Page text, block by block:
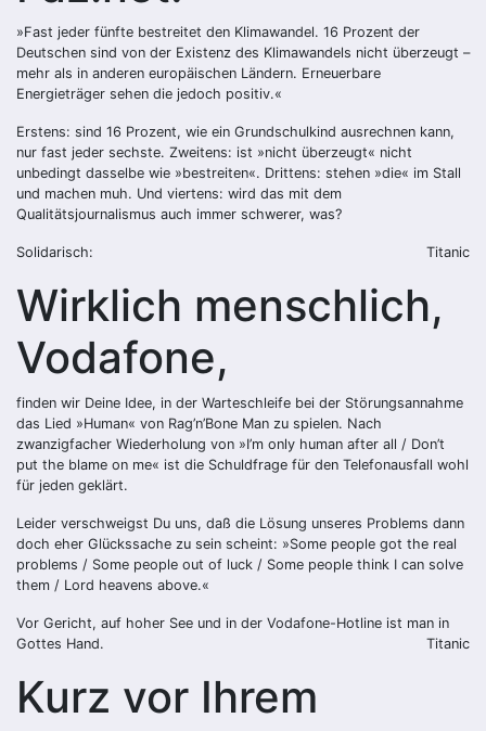
»Fast jeder fünfte bestreitet den Klimawandel. 16 Prozent der
Deutschen sind von der Existenz des Klimawandels nicht überzeugt –
mehr als in anderen europäischen Ländern. Erneuerbare
Energieträger sehen die jedoch positiv.«
Erstens: sind 16 Prozent, wie ein Grundschulkind ausrechnen kann,
nur fast jeder sechste. Zweitens: ist »nicht überzeugt« nicht
unbedingt dasselbe wie »bestreiten«. Drittens: stehen »die« im Stall
und machen muh. Und viertens: wird das mit dem
Qualitätsjournalismus auch immer schwerer, was?
Solidarisch: Titanic
Wirklich menschlich,
Vodafone,
finden wir Deine Idee, in der Warteschleife bei der Störungsannahme
das Lied »Human« von Rag’n’Bone Man zu spielen. Nach
zwanzigfacher Wiederholung von »I’m only human after all / Don’t
put the blame on me« ist die Schuldfrage für den Telefonausfall wohl
für jeden geklärt.
Leider verschweigst Du uns, daß die Lösung unseres Problems dann
doch eher Glückssache zu sein scheint: »Some people got the real
problems / Some people out of luck / Some people think I can solve
them / Lord heavens above.«
Vor Gericht, auf hoher See und in der Vodafone-Hotline ist man in
Gottes Hand.
Titanic
Kurz vor Ihrem